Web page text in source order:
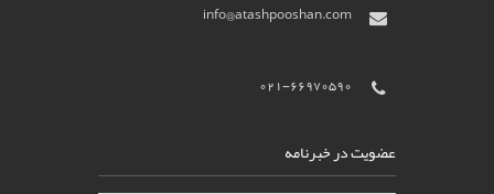
info@atashpooshan.com
021-66970590
عضویت در خبرنامه